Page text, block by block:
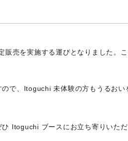
売を実施する運びとなりました。
で、 Itoguchi 未体験の方もうるおい
Itoguchi ブースにお立ち寄りいただ